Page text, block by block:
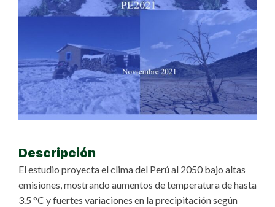
Descripción
El estudio proyecta el clima del Perú al 2050 bajo altas
emisiones, mostrando aumentos de temperatura de hasta
3.5 °C y fuertes variaciones en la precipitación según